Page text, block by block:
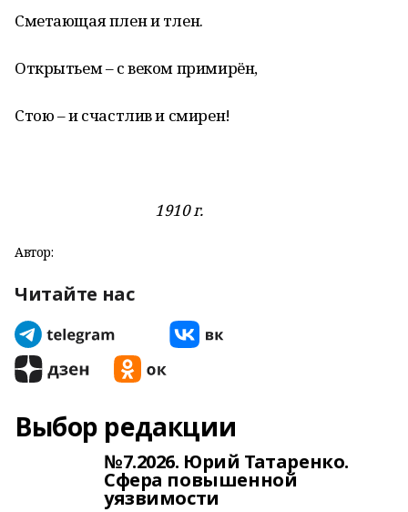
Сметающая плен и тлен.
Открытьем – с веком примирён,
Стою – и счастлив и смирен!
1910 г.
Автор:
Читайте нас
Выбор редакции
№7.2026. Юрий Татаренко.
Сфера повышенной
уязвимости